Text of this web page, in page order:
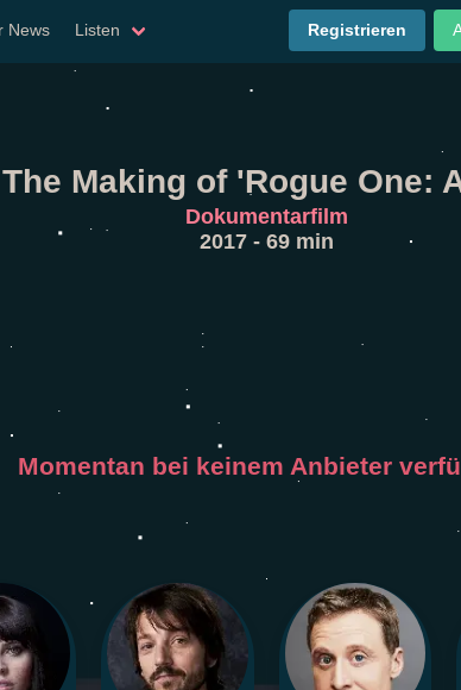
News Listen Registrieren
Making of 'Rogue One:
Dokumentarfilm
2017 - 69 min
Momentan bei keinem Anbieter